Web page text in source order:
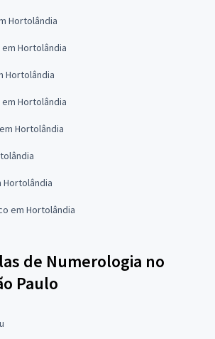
Hortolândia
Hortolândia
Hortolândia
Hortolândia
Hortolândia
Hortolândia
em Hortolândia
de Numerologia no
Paulo